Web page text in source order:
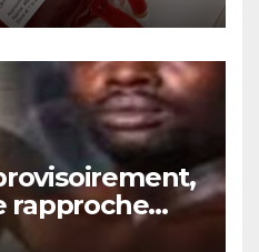
rapproche
Zarco.